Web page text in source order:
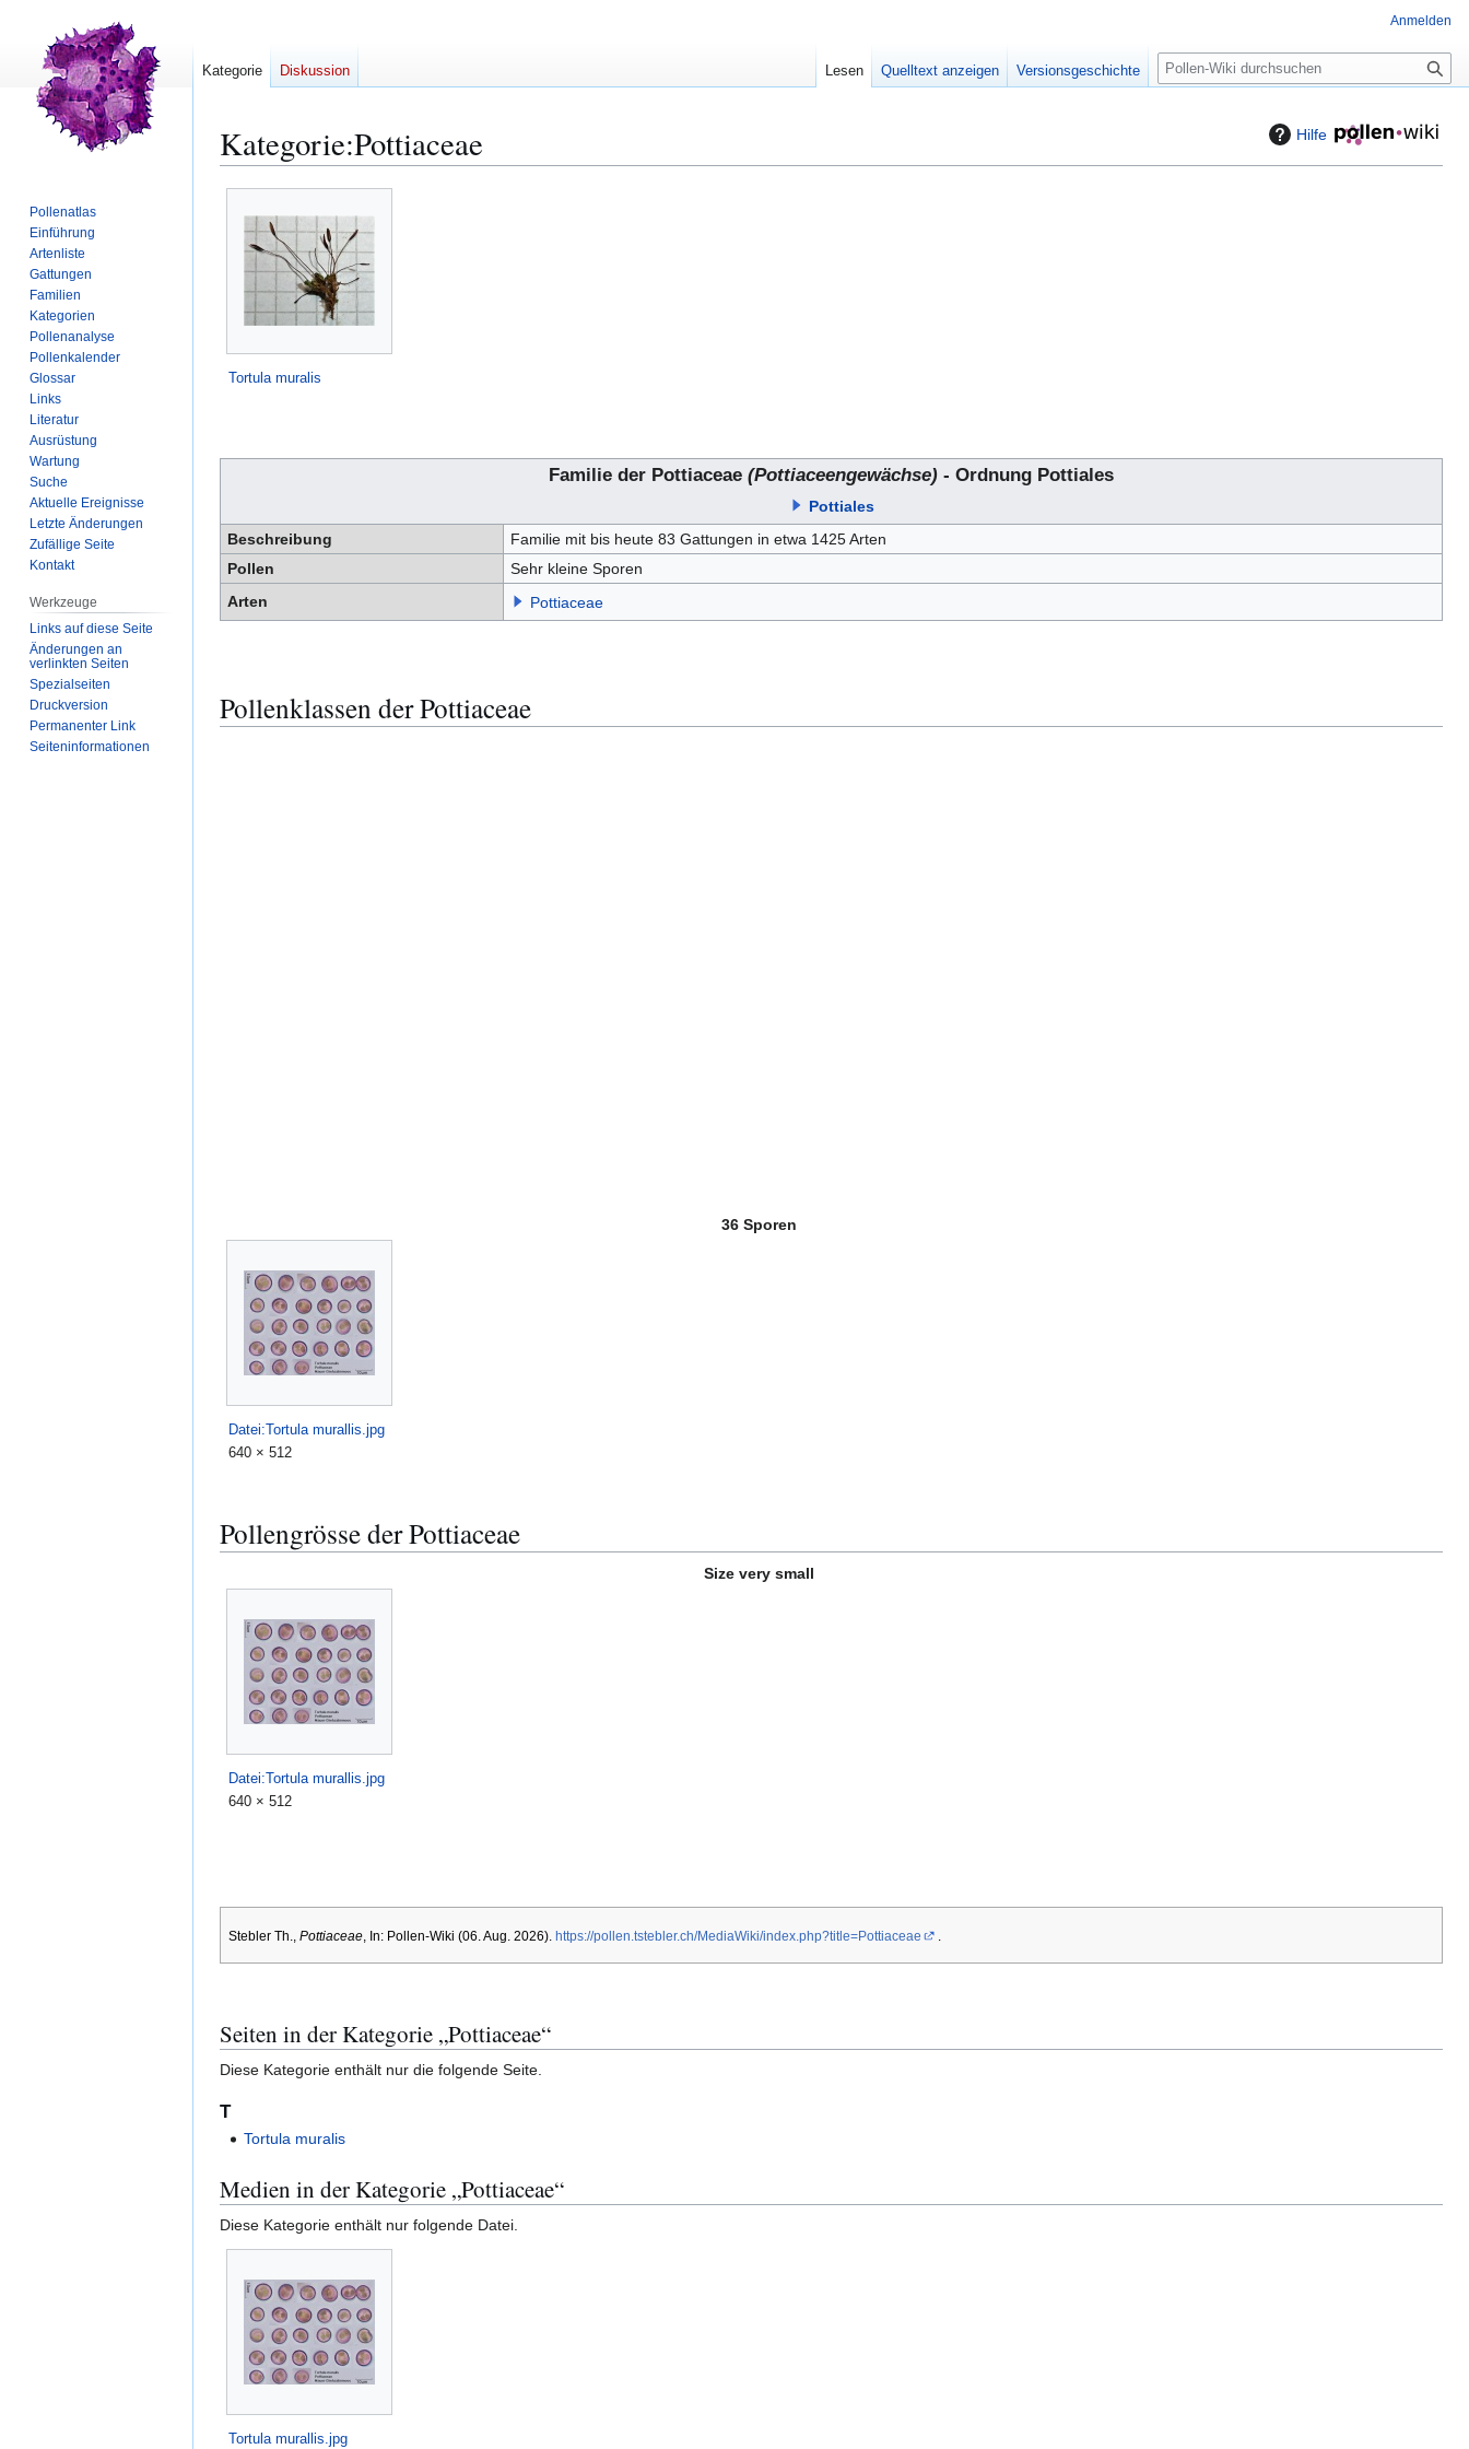
Hilfe
Kategorie:Pottiaceae
Zur
Navigation
springen
Zur
Suche
springen
Tortula muralis
Familie der Pottiaceae (Pottiaceengewächse) - Ordnung Pottiales
Pottiales
Beschreibung
Familie mit bis heute 83 Gattungen in etwa 1425 Arten
Pollen
Sehr kleine Sporen
Arten
Pottiaceae
Pollenklassen der Pottiaceae
36 Sporen
Datei:Tortula murallis.jpg
640 × 512
Pollengrösse der Pottiaceae
Size very small
Datei:Tortula murallis.jpg
640 × 512
Stebler Th., Pottiaceae , In: Pollen-Wiki (06. Aug. 2026). https://pollen.tstebler.ch/MediaWiki/index.php?title=Pottiaceae .
Seiten in der Kategorie „Pottiaceae“
Diese Kategorie enthält nur die folgende Seite.
T
Tortula muralis
Medien in der Kategorie „Pottiaceae“
Diese Kategorie enthält nur folgende Datei.
Tortula murallis.jpg
Anmelden
Kategorie Diskussion Lesen Quelltext anzeigen Versionsgeschichte
S
u
e
Pollenatlas
Einführung
Artenliste
Gattungen
Familien
Kategorien
Pollenanalyse
Pollenkalender
Glossar
Links
Literatur
Ausrüstung
Wartung
Suche
Aktuelle Ereignisse
Letzte Änderungen
Zufällige Seite
Kontakt
Werkzeuge
Links auf diese Seite
Änderungen an
verlinkten Seiten
Spezialseiten
Druckversion
Permanenter Link
Seiten­­informationen